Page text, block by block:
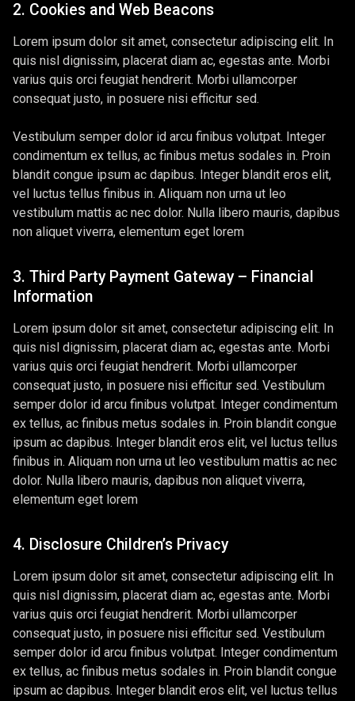
2. Cookies and Web Beacons
Lorem ipsum dolor sit amet, consectetur adipiscing elit. In
quis nisl dignissim, placerat diam ac, egestas ante. Morbi
varius quis orci feugiat hendrerit. Morbi ullamcorper
consequat justo, in posuere nisi efficitur sed.
Vestibulum semper dolor id arcu finibus volutpat. Integer
condimentum ex tellus, ac finibus metus sodales in. Proin
blandit congue ipsum ac dapibus. Integer blandit eros elit,
vel luctus tellus finibus in. Aliquam non urna ut leo
vestibulum mattis ac nec dolor. Nulla libero mauris, dapibus
non aliquet viverra, elementum eget lorem
3. Third Party Payment Gateway – Financial
Information
Lorem ipsum dolor sit amet, consectetur adipiscing elit. In
quis nisl dignissim, placerat diam ac, egestas ante. Morbi
varius quis orci feugiat hendrerit. Morbi ullamcorper
consequat justo, in posuere nisi efficitur sed. Vestibulum
semper dolor id arcu finibus volutpat. Integer condimentum
ex tellus, ac finibus metus sodales in. Proin blandit congue
ipsum ac dapibus. Integer blandit eros elit, vel luctus tellus
finibus in. Aliquam non urna ut leo vestibulum mattis ac nec
dolor. Nulla libero mauris, dapibus non aliquet viverra,
elementum eget lorem
4. Disclosure Children’s Privacy
Lorem ipsum dolor sit amet, consectetur adipiscing elit. In
quis nisl dignissim, placerat diam ac, egestas ante. Morbi
varius quis orci feugiat hendrerit. Morbi ullamcorper
consequat justo, in posuere nisi efficitur sed. Vestibulum
semper dolor id arcu finibus volutpat. Integer condimentum
ex tellus, ac finibus metus sodales in. Proin blandit congue
ipsum ac dapibus. Integer blandit eros elit, vel luctus tellus